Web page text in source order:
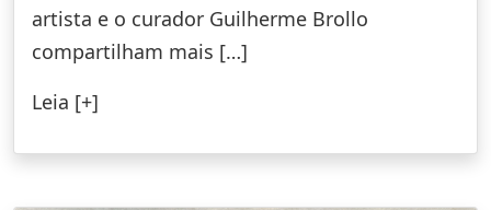
artista e o curador Guilherme Brollo
compartilham mais […]
Leia [+]